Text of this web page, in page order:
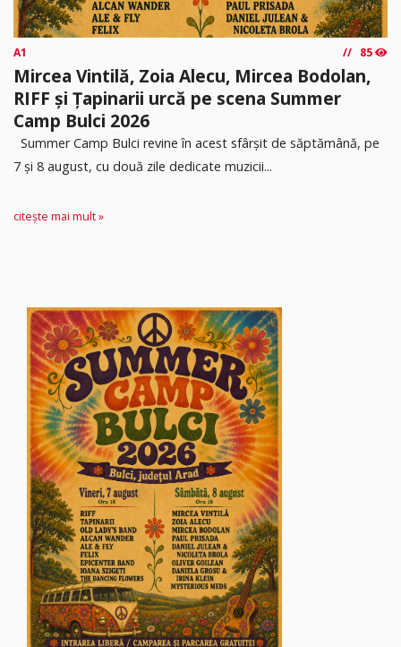
A1 85
Mircea Vintilă, Zoia Alecu, Mircea Bodolan,
RIFF și Țapinarii urcă pe scena Summer
Camp Bulci 2026
Summer Camp Bulci revine în acest sfârșit de săptămână, pe
7 și 8 august, cu două zile dedicate muzicii...
citește mai mult »